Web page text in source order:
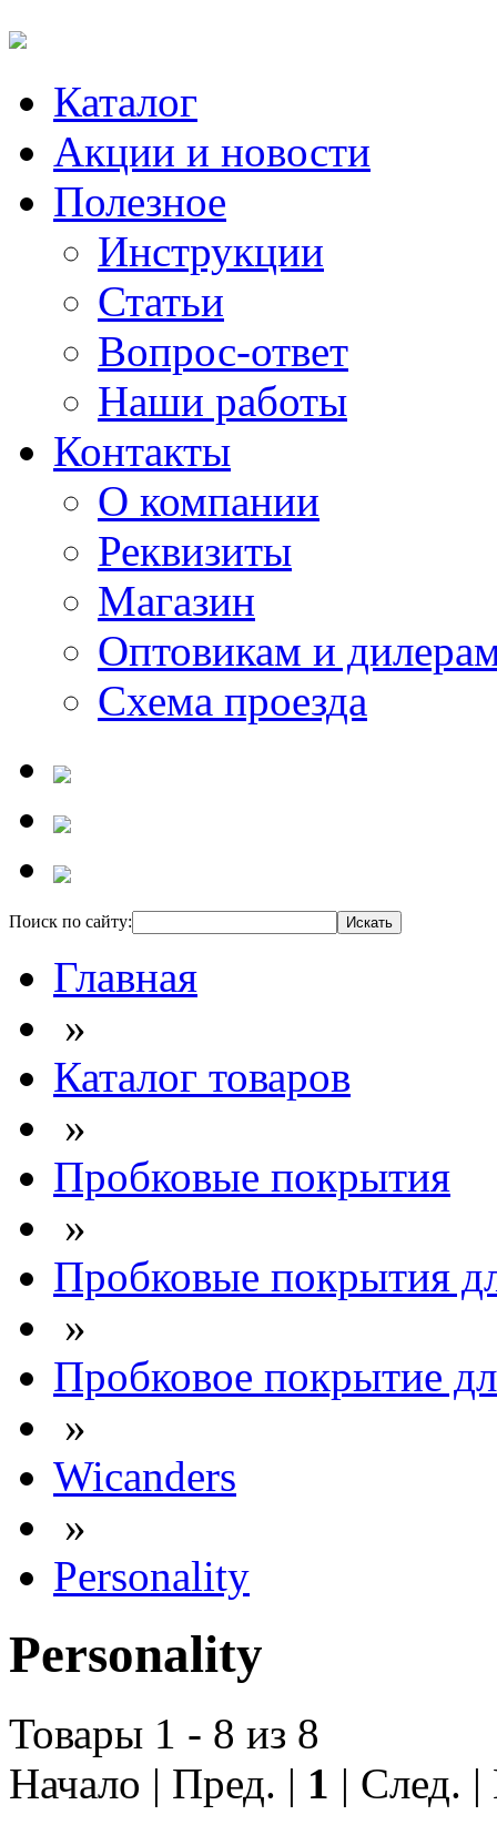
Каталог
Акции и новости
Полезное
Инструкции
Статьи
Вопрос-ответ
Наши работы
Контакты
О компании
Реквизиты
Магазин
Оптовикам и
Схема проезда
Поиск по сайту:
Главная
»
Каталог товаров
»
Пробковые покрытия
»
Пробковые покрытия
»
Пробковое покрытие
»
Wicanders
»
Personality
Personality
Товары 1 - 8 из 8
Начало | Пред. | 1 | След.